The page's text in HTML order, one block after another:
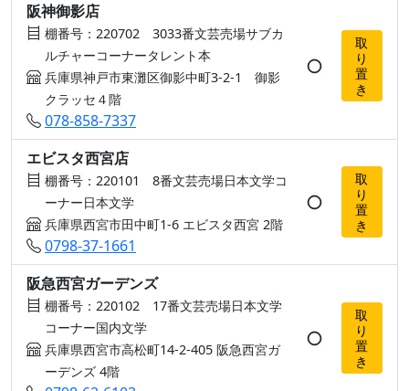
阪神御影店
棚番号：220702 3033番文芸売場サブカ
ルチャーコーナータレント本
兵庫県神戸市東灘区御影中町3-2-1 御影
クラッセ４階
078-858-7337
○
取
り
置
き
エビスタ西宮店
棚番号：220101 8番文芸売場日本文学コ
ーナー日本文学
兵庫県西宮市田中町1-6 エビスタ西宮 2階
0798-37-1661
○
取
り
置
き
阪急西宮ガーデンズ
棚番号：220102 17番文芸売場日本文学
コーナー国内文学
兵庫県西宮市高松町14-2-405 阪急西宮ガ
ーデンズ 4階
○
取
り
置
き